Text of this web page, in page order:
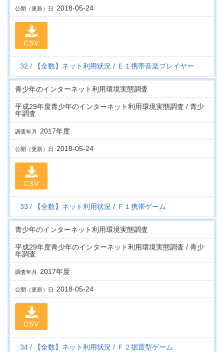
公開（更新）日 2018-05-24
CSV
32 【全数】ネット利用状況 Ｅ１携帯音楽プレイヤー
青少年のインターネット利用環境実態調査
平成29年度青少年のインターネット利用環境実態調査 / 青少
年調査
調査年月 2017年度
公開（更新）日 2018-05-24
CSV
33 【全数】ネット利用状況 Ｆ１携帯ゲーム
青少年のインターネット利用環境実態調査
平成29年度青少年のインターネット利用環境実態調査 / 青少
年調査
調査年月 2017年度
公開（更新）日 2018-05-24
CSV
34 【全数】ネット利用状況 Ｆ２据置型ゲーム